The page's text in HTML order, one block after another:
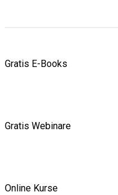
Gratis E-Books
Gratis Webinare
Online Kurse